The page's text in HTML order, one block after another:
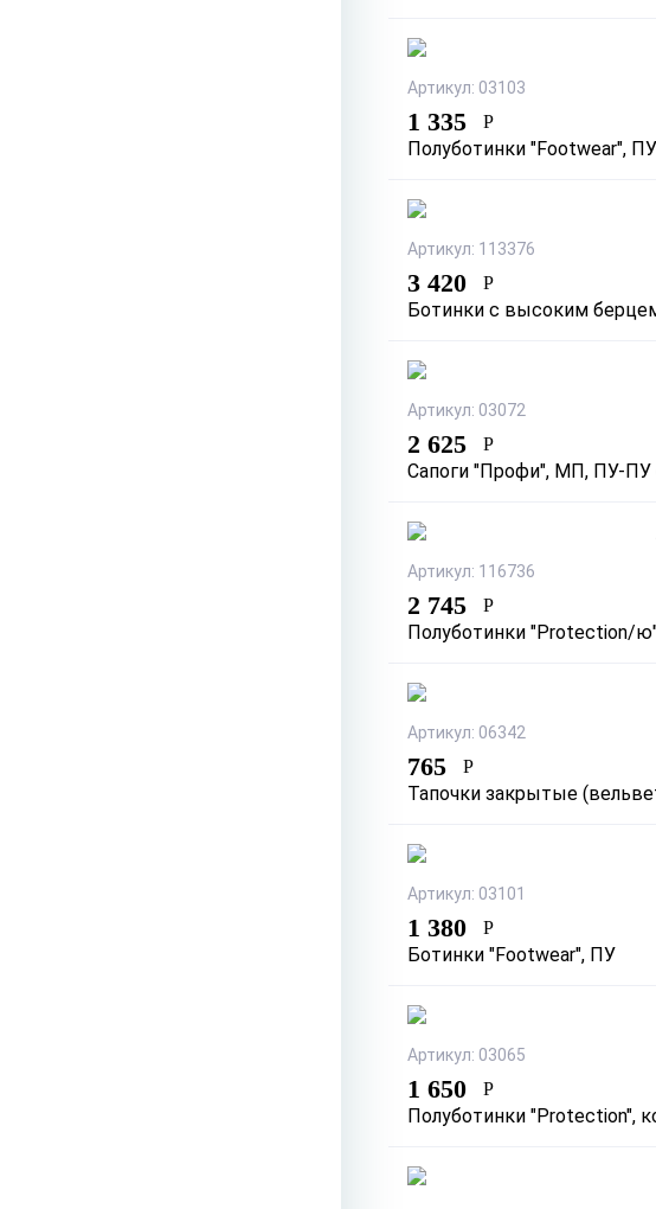
Артикул: 03103
1 335 Р
Полуботинки "Footwear", ПУ
Артикул: 113376
3 420 Р
Ботинки с высоким
Артикул: 03072
2 625 Р
Сапоги "Профи", МП, ПУ-ПУ
Артикул: 116736
2 745 Р
Полуботинки "Protection/
Артикул: 06342
765 Р
Тапочки закрытые
Артикул: 03101
1 380 Р
Ботинки "Footwear", ПУ
Артикул: 03065
1 650 Р
Полуботинки "Protection",